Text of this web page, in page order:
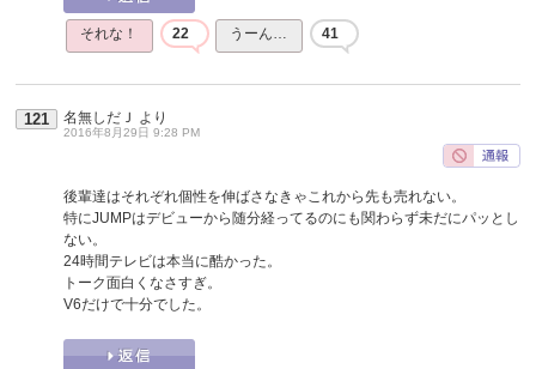
それな！ 22 うーん… 41
121 名無しだＪ より
2016年8月29日 9:28 PM
後輩達はそれぞれ個性を伸ばさなきゃこれから先も売れない。
特にJUMPはデビューから随分経ってるのにも関わらず未だにパッとし
ない。
24時間テレビは本当に酷かった。
トーク面白くなさすぎ。
V6だけで十分でした。